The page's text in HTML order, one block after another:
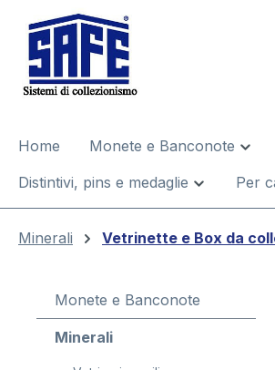
Passa alla navigazione
Home Monete e Banconote
Distintivi, pins e medaglie
Per
Minerali Vetrinette e Box da
Monete e Banconote
Minerali